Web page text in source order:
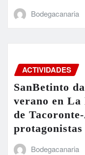
Bodegacanaria
ACTIVIDADES
SanBetinto
verano en La
de
protagonistas
Bodegacanaria